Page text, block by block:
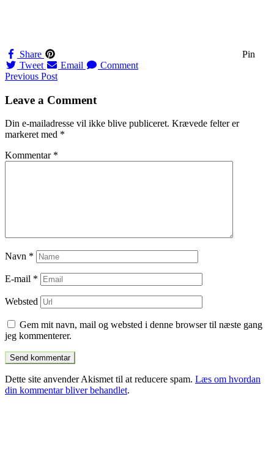
Share
Pin
Tweet
Email Comment
Navigation
til
Previous Post
Leave a Comment
Din e-mailadresse vil ikke blive publiceret. Krævede felter er
markeret med *
Kommentar *
Navn *
E-mail *
Websted
Gem mit navn, mail og websted i denne browser til næste gang
jeg kommenterer.
Dette site anvender Akismet til at reducere spam. Læs om hvordan
din kommentar bliver behandlet.